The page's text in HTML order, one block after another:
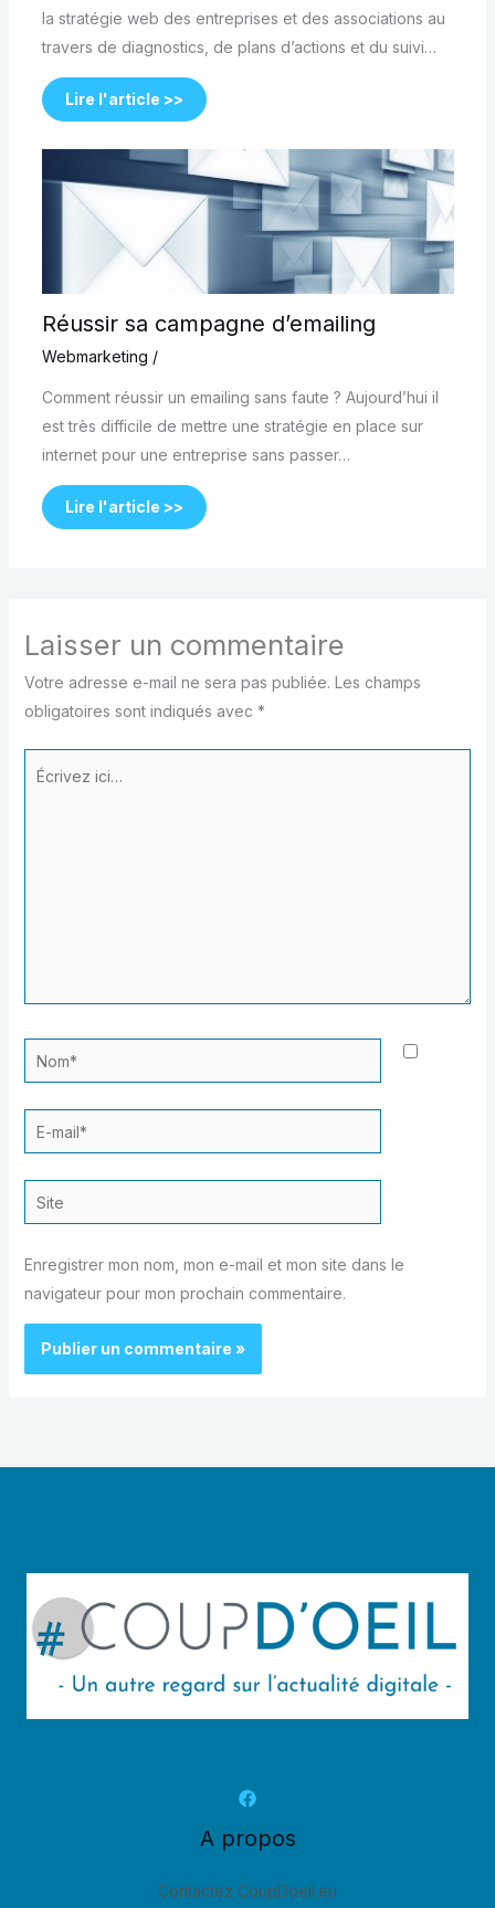
la stratégie web des entreprises et des associations au
travers de diagnostics, de plans d’actions et du suivi…
Lire l'article >>
Réussir sa campagne d’emailing
Webmarketing /
Comment réussir un emailing sans faute ? Aujourd’hui il
est très difficile de mettre une stratégie en place sur
internet pour une entreprise sans passer…
Lire l'article >>
Laisser un commentaire
Votre adresse e-mail ne sera pas publiée. Les champs
obligatoires sont indiqués avec *
Nom*
E-
mail*
Site
Enregistrer mon nom, mon e-mail et mon site dans le
navigateur pour mon prochain commentaire.
A propos
Contactez CoupDoeil.eu